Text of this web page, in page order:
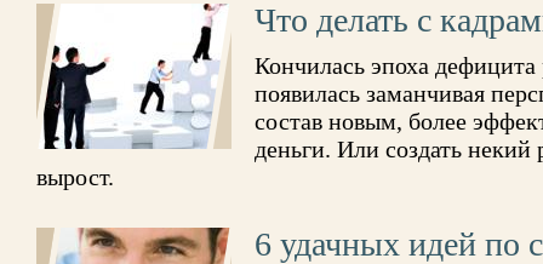
Что делать с
Кончилась эпоха
появилась заманчивая
состав новым, более
деньги. Или создать некий
вырост.
6 удачных идей по